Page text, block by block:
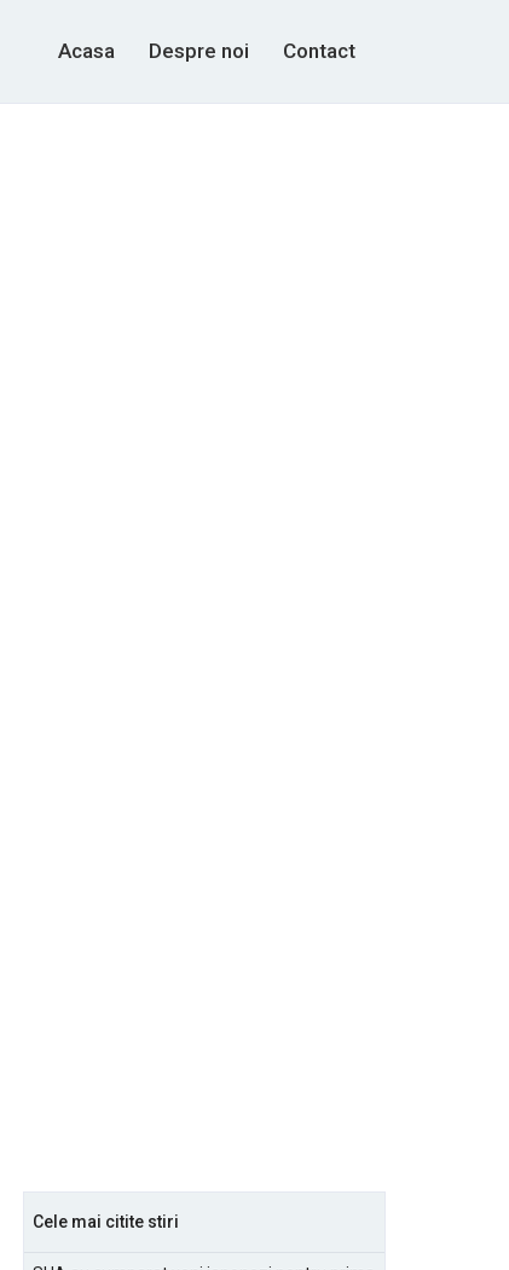
Acasa Despre noi Contact
Cele mai citite stiri